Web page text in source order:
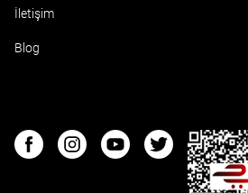
İletişim
Blog
FacebookInstagramYoutubeTwitter
ETBIS